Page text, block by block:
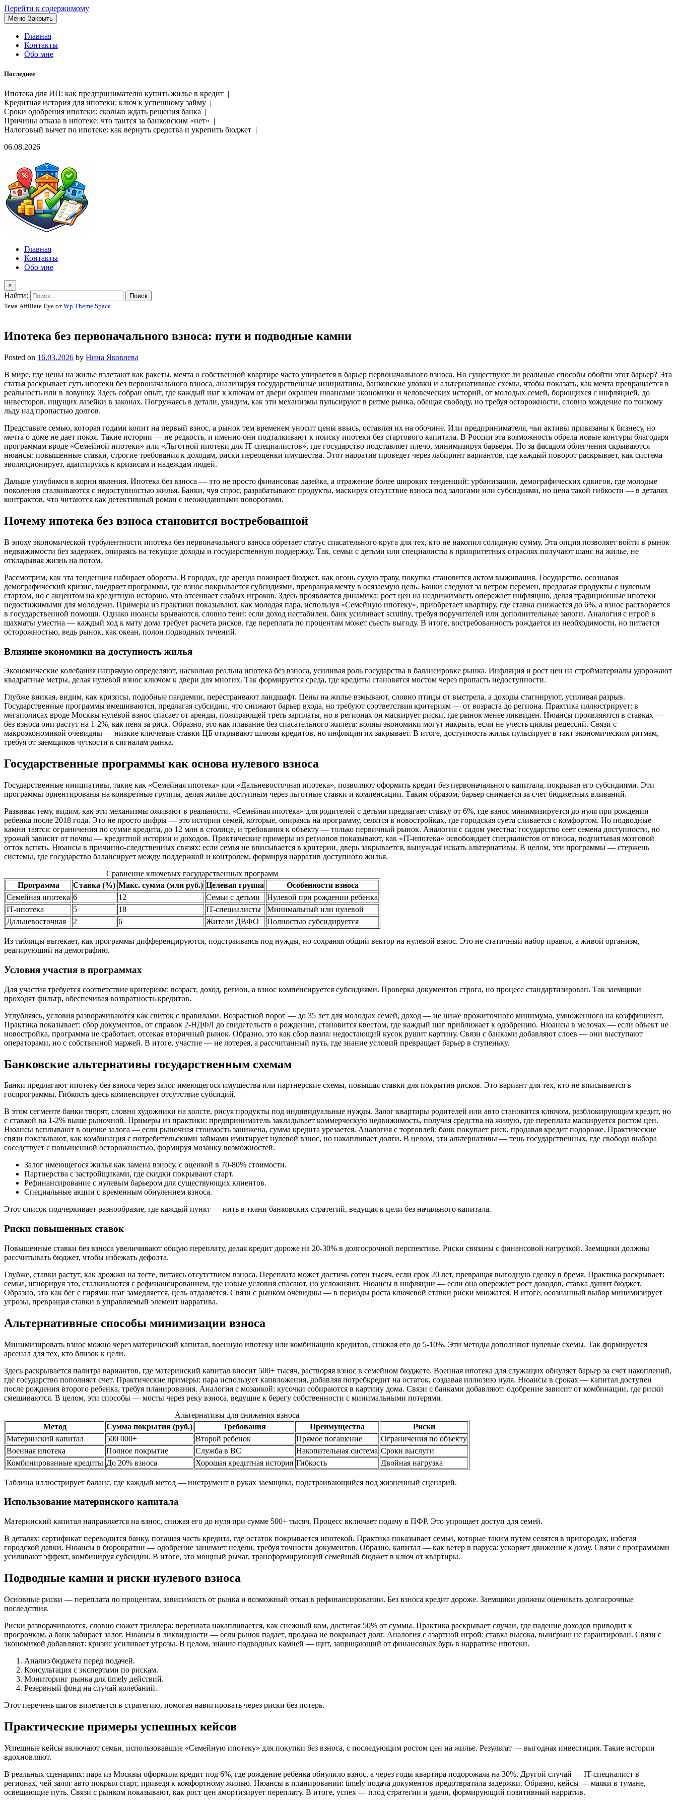
Перейти к содержимому
Меню Закрыть
Главная
Контакты
Обо мне
Последнее
Ипотека для ИП: как предпринимателю купить жилье в кредит |
Кредитная история для ипотеки: ключ к успешному займу |
Сроки одобрения ипотеки: сколько ждать решения банка |
Причины отказа в ипотеке: что таится за банковским «нет» |
Налоговый вычет по ипотеке: как вернуть средства и укрепить бюджет |
06.08.2026
Главная
Контакты
Обо мне
×
Найти:
Тема Affiliate Eye от Wp Theme Space
Ипотека без первоначального взноса: пути и подводные камни
Posted on 16.03.2026 by Нина Яковлева
В мире, где цены на жилье взлетают как ракеты, мечта о собственной квартире часто упирается в барьер первоначального взноса. Но существуют ли реальные способы обойти этот барьер? Эта
статья раскрывает суть ипотеки без первоначального взноса, анализируя государственные инициативы, банковские уловки и альтернативные схемы, чтобы показать, как мечта превращается в
реальность или в ловушку. Здесь собран опыт, где каждый шаг к ключам от двери окрашен нюансами экономики и человеческих историй, от молодых семей, борющихся с инфляцией, до
инвесторов, ищущих лазейки в законах. Погружаясь в детали, увидим, как эти механизмы пульсируют в ритме рынка, обещая свободу, но требуя осторожности, словно хождение по тонкому
льду над пропастью долгов.
Представьте семью, которая годами копит на первый взнос, а рынок тем временем уносит цены ввысь, оставляя их на обочине. Или предпринимателя, чьи активы привязаны к бизнесу, но
мечта о доме не дает покоя. Такие истории — не редкость, и именно они подталкивают к поиску ипотеки без стартового капитала. В России эта возможность обрела новые контуры благодаря
программам вроде «Семейной ипотеки» или «Льготной ипотеки для IT-специалистов», где государство подставляет плечо, минимизируя барьеры. Но за фасадом облегчения скрываются
нюансы: повышенные ставки, строгие требования к доходам, риски переоценки имущества. Этот нарратив проведет через лабиринт вариантов, где каждый поворот раскрывает, как система
эволюционирует, адаптируясь к кризисам и надеждам людей.
Дальше углубимся в корни явления. Ипотека без взноса — это не просто финансовая лазейка, а отражение более широких тенденций: урбанизации, демографических сдвигов, где молодые
поколения сталкиваются с недоступностью жилья. Банки, чуя спрос, разрабатывают продукты, маскируя отсутствие взноса под залогами или субсидиями, но цена такой гибкости — в деталях
контрактов, что читаются как детективный роман с неожиданными поворотами.
Почему ипотека без взноса становится востребованной
В эпоху экономической турбулентности ипотека без первоначального взноса обретает статус спасательного круга для тех, кто не накопил солидную сумму. Эта опция позволяет войти в рынок
недвижимости без задержек, опираясь на текущие доходы и государственную поддержку. Так, семьи с детьми или специалисты в приоритетных отраслях получают шанс на жилье, не
откладывая жизнь на потом.
Рассмотрим, как эта тенденция набирает обороты. В городах, где аренда пожирает бюджет, как огонь сухую траву, покупка становится актом выживания. Государство, осознавая
демографический кризис, внедряет программы, где взнос покрывается субсидиями, превращая мечту в осязаемую цель. Банки следуют за ветром перемен, предлагая продукты с нулевым
стартом, но с акцентом на кредитную историю, что отсеивает слабых игроков. Здесь проявляется динамика: рост цен на недвижимость опережает инфляцию, делая традиционные ипотеки
недостижимыми для молодежи. Примеры из практики показывают, как молодая пара, используя «Семейную ипотеку», приобретает квартиру, где ставка снижается до 6%, а взнос растворяется
в государственной помощи. Однако нюансы врываются, словно тени: если доход нестабилен, банк усиливает scrutiny, требуя поручителей или дополнительные залоги. Аналогия с игрой в
шахматы уместна — каждый ход к мату дома требует расчета рисков, где переплата по процентам может съесть выгоду. В итоге, востребованность рождается из необходимости, но питается
осторожностью, ведь рынок, как океан, полон подводных течений.
Влияние экономики на доступность жилья
Экономические колебания напрямую определяют, насколько реальна ипотека без взноса, усиливая роль государства в балансировке рынка. Инфляция и рост цен на стройматериалы удорожают
квадратные метры, делая нулевой взнос ключом к двери для многих. Так формируется среда, где кредиты становятся мостом через пропасть недоступности.
Глубже вникая, видим, как кризисы, подобные пандемии, перестраивают ландшафт. Цены на жилье взмывают, словно птицы от выстрела, а доходы стагнируют, усиливая разрыв.
Государственные программы вмешиваются, предлагая субсидии, что снижают барьер входа, но требуют соответствия критериям — от возраста до региона. Практика иллюстрирует: в
мегаполисах вроде Москвы нулевой взнос спасает от аренды, пожирающей треть зарплаты, но в регионах он маскирует риски, где рынок менее ликвиден. Нюансы проявляются в ставках —
без взноса они растут на 1-2%, как пеня за риск. Образно, это как плавание без спасательного жилета: волны экономики могут накрыть, если не учесть циклы рецессий. Связи с
макроэкономикой очевидны — низкие ключевые ставки ЦБ открывают шлюзы кредитов, но инфляция их закрывает. В итоге, доступность жилья пульсирует в такт экономическим ритмам,
требуя от заемщиков чуткости к сигналам рынка.
Государственные программы как основа нулевого взноса
Государственные инициативы, такие как «Семейная ипотека» или «Дальневосточная ипотека», позволяют оформить кредит без первоначального капитала, покрывая его субсидиями. Эти
программы ориентированы на конкретные группы, делая жилье доступным через льготные ставки и компенсации. Таким образом, барьер снимается за счет бюджетных вливаний.
Развивая тему, видим, как эти механизмы оживают в реальности. «Семейная ипотека» для родителей с детьми предлагает ставку от 6%, где взнос минимизируется до нуля при рождении
ребенка после 2018 года. Это не просто цифры — это истории семей, которые, опираясь на программу, селятся в новостройках, где городская суета сливается с комфортом. Но подводные
камни таятся: ограничения по сумме кредита, до 12 млн в столице, и требования к объекту — только первичный рынок. Аналогия с садом уместна: государство сеет семена доступности, но
урожай зависит от почвы — кредитной истории и доходов. Практические примеры из регионов показывают, как «IT-ипотека» освобождает специалистов от взноса, подпитывая мозговой
отток вспять. Нюансы в причинно-следственных связях: если семья не вписывается в критерии, дверь закрывается, вынуждая искать альтернативы. В целом, эти программы — стержень
системы, где государство балансирует между поддержкой и контролем, формируя нарратив доступного жилья.
Сравнение ключевых государственных программ
Программа
Ставка (%) Макс. сумма (млн руб.) Целевая группа
Особенности взноса
Семейная ипотека 6 12 Семьи с детьми
Нулевой при рождении ребенка
IT-ипотека
5 18 IT-специалисты
Минимальный или нулевой
Дальневосточная
2 6 Жители ДВФО Полностью субсидируется
Из таблицы вытекает, как программы дифференцируются, подстраиваясь под нужды, но сохраняя общий вектор на нулевой взнос. Это не статичный набор правил, а живой организм,
реагирующий на демографию.
Условия участия в программах
Для участия требуется соответствие критериям: возраст, доход, регион, а взнос компенсируется субсидиями. Проверка документов строга, но процесс стандартизирован. Так заемщики
проходят фильтр, обеспечивая возвратность кредитов.
Углубляясь, условия разворачиваются как свиток с правилами. Возрастной порог — до 35 лет для молодых семей, доход — не ниже прожиточного минимума, умноженного на коэффициент.
Практика показывает: сбор документов, от справок 2-НДФЛ до свидетельств о рождении, становится квестом, где каждый шаг приближает к одобрению. Нюансы в мелочах — если объект не
новостройка, программа не сработает, отсекая вторичный рынок. Образно, это как сбор пазла: недостающий кусок рушит картину. Связи с банками добавляют слоев — они выступают
операторами, но с собственной маржей. В итоге, участие — не лотерея, а рассчитанный путь, где знание условий превращает барьер в ступеньку.
Банковские альтернативы государственным схемам
Банки предлагают ипотеку без взноса через залог имеющегося имущества или партнерские схемы, повышая ставки для покрытия рисков. Это вариант для тех, кто не вписывается в
госпрограммы. Гибкость здесь компенсирует отсутствие субсидий.
В этом сегменте банки творят, словно художники на холсте, рисуя продукты под индивидуальные нужды. Залог квартиры родителей или авто становится ключом, разблокирующим кредит, но
с ставкой на 1-2% выше рыночной. Примеры из практики: предприниматель закладывает коммерческую недвижимость, получая средства на жилую, где переплата маскируется ростом цен.
Нюансы всплывают в оценке залога — если рыночная стоимость занижена, сумма кредита урезается. Аналогия с торговлей: банк покупает риск, продавая кредит подороже. Практические
связи показывают, как комбинация с потребительскими займами имитирует нулевой взнос, но накапливает долги. В целом, эти альтернативы — тень государственных, где свобода выбора
соседствует с повышенной осторожностью, формируя мозаику возможностей.
Залог имеющегося жилья как замена взносу, с оценкой в 70-80% стоимости.
Партнерства с застройщиками, где скидки покрывают старт.
Рефинансирование с нулевым барьером для существующих клиентов.
Специальные акции с временным обнулением взноса.
Этот список подчеркивает разнообразие, где каждый пункт — нить в ткани банковских стратегий, ведущая к цели без начального капитала.
Риски повышенных ставок
Повышенные ставки без взноса увеличивают общую переплату, делая кредит дороже на 20-30% в долгосрочной перспективе. Риски связаны с финансовой нагрузкой. Заемщики должны
рассчитывать бюджет, чтобы избежать дефолта.
Глубже, ставки растут, как дрожжи на тесте, питаясь отсутствием взноса. Переплата может достичь сотен тысяч, если срок 20 лет, превращая выгодную сделку в бремя. Практика раскрывает:
семьи, игнорируя это, сталкиваются с рефинансированием, где новые условия спасают, но усложняют. Нюансы в инфляции — если она опережает рост доходов, ставка душит бюджет.
Образно, это как бег с гирями: шаг замедляется, цель отдаляется. Связи с рынком очевидны — в периоды роста ключевой ставки риски множатся. В итоге, осознанный выбор минимизирует
угрозы, превращая ставки в управляемый элемент нарратива.
Альтернативные способы минимизации взноса
Минимизировать взнос можно через материнский капитал, военную ипотеку или комбинацию кредитов, снижая его до 5-10%. Эти методы дополняют нулевые схемы. Так формируется
арсенал для тех, кто близок к цели.
Здесь раскрывается палитра вариантов, где материнский капитал вносит 500+ тысяч, растворяя взнос в семейном бюджете. Военная ипотека для служащих обнуляет барьер за счет накоплений,
где государство пополняет счет. Практические примеры: пара использует капвложения, добавляя потребкредит на остаток, создавая иллюзию нуля. Нюансы в сроках — капитал доступен
после рождения второго ребенка, требуя планирования. Аналогия с мозаикой: кусочки собираются в картину дома. Связи с банками добавляют: одобрение зависит от комбинации, где риски
смешиваются. В целом, эти способы — мосты через реку взноса, ведущие к берегу собственности с минимальными потерями.
Альтернативы для снижения взноса
Метод
Сумма покрытия (руб.) Требования Преимущества
Риски
Материнский капитал
500 000+ Второй ребенок Прямое погашение
Ограничения по объекту
Военная ипотека
Полное покрытие Служба в ВС Накопительная система Сроки выслуги
Комбинированные кредиты До 20% взноса Хорошая кредитная история Гибкость Двойная нагрузка
Таблица иллюстрирует баланс, где каждый метод — инструмент в руках заемщика, подстраивающийся под жизненный сценарий.
Использование материнского капитала
Материнский капитал направляется на взнос, снижая его до нуля при сумме 500+ тысяч. Процесс включает подачу в ПФР. Это упрощает доступ для семей.
В деталях: сертификат переводится банку, погашая часть кредита, где остаток покрывается ипотекой. Практика показывает семьи, которые таким путем селятся в пригородах, избегая
городской давки. Нюансы в бюрократии — одобрение занимает недели, требуя точности документов. Образно, капитал — как ветер в паруса: ускоряет движение к дому. Связи с программами
усиливают эффект, комбинируя субсидии. В итоге, это мощный рычаг, трансформирующий семейный бюджет в ключ от квартиры.
Подводные камни и риски нулевого взноса
Основные риски — переплата по процентам, зависимость от рынка и возможный отказ в рефинансировании. Без взноса кредит дороже. Заемщики должны оценивать долгосрочные
последствия.
Риски разворачиваются, словно сюжет триллера: переплата накапливается, как снежный ком, достигая 50% от суммы. Практика раскрывает случаи, где падение доходов приводит к
просрочкам, а банк забирает залог. Нюансы в ликвидности — если рынок падает, продажа не покрывает долг. Аналогия с азартной игрой: ставка высока, выигрыш не гарантирован. Связи с
экономикой добавляют: кризис усиливает угрозы. В целом, знание подводных камней — щит, защищающий от финансовых бурь в нарративе ипотеки.
Анализ бюджета перед подачей.
Консультация с экспертами по рискам.
Мониторинг рынка для timely действий.
Резервный фонд на случай колебаний.
Этот перечень шагов вплетается в стратегию, помогая навигировать через риски без потерь.
Практические примеры успешных кейсов
Успешные кейсы включают семьи, использовавшие «Семейную ипотеку» для покупки без взноса, с последующим ростом цен на жилье. Результат — выгодная инвестиция. Такие истории
вдохновляют.
В реальных сценариях: пара из Москвы оформила кредит под 6%, где рождение ребенка обнулило взнос, а через годы квартира подорожала на 30%. Другой случай — IT-специалист в
регионах, чей залог авто покрыл старт, приведя к комфортному жилью. Нюансы в планировании: timely подача документов предотвратила задержки. Образно, кейсы — маяки в тумане,
освещающие путь. Связи с рынком показывают, как рост цен амортизирует переплату. В итоге, успех — плод стратегии и удачи, формирующий позитивный нарратив.